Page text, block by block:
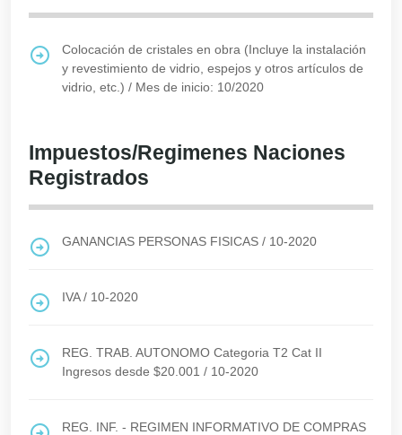
Colocación de cristales en obra (Incluye la instalación
y revestimiento de vidrio, espejos y otros artículos de
vidrio, etc.) / Mes de inicio: 10/2020
Impuestos/Regimenes Naciones
Registrados
GANANCIAS PERSONAS FISICAS / 10-2020
IVA/ 10-2020
REG. TRAB. AUTONOMO Categoria T2 Cat II
Ingresos desde $20.001 / 10-2020
REG. INF. - REGIMEN INFORMATIVO DE COMPRAS